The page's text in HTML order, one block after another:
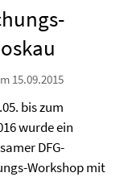
15.09.2015
bis zum
wurde ein
DFG-
Workshop mit